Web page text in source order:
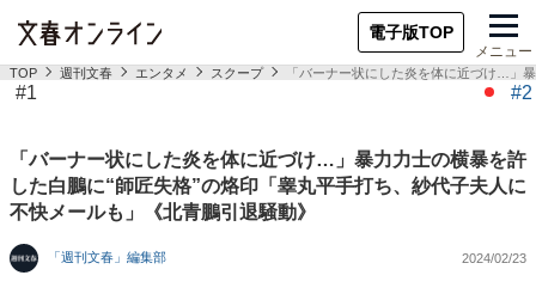
電子版TOP
メニュー
TOP 週刊文春 エンタメ スクープ 「バーナー状にした炎を体に近づけ…」
#1 #2
「バーナー状にした炎を体に近づけ…」暴力力士の横暴を許
した白鵬に“師匠失格”の烙印「睾丸平手打ち、紗代子夫人に
不快メールも」《北青鵬引退騒動》
「週刊文春」編集部 2024/02/23